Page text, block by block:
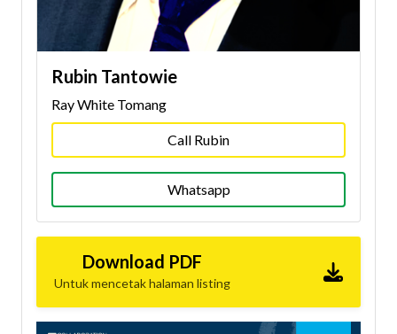
Rubin Tantowie
Ray White Tomang
Call Rubin
Whatsapp
Download PDF
Untuk mencetak halaman listing